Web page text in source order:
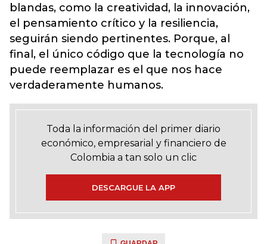
blandas, como la creatividad, la innovación,
el pensamiento crítico y la resiliencia,
seguirán siendo pertinentes. Porque, al
final, el único código que la tecnología no
puede reemplazar es el que nos hace
verdaderamente humanos.
Toda la información del primer diario
económico, empresarial y financiero de
Colombia a tan solo un clic
DESCARGUE LA APP